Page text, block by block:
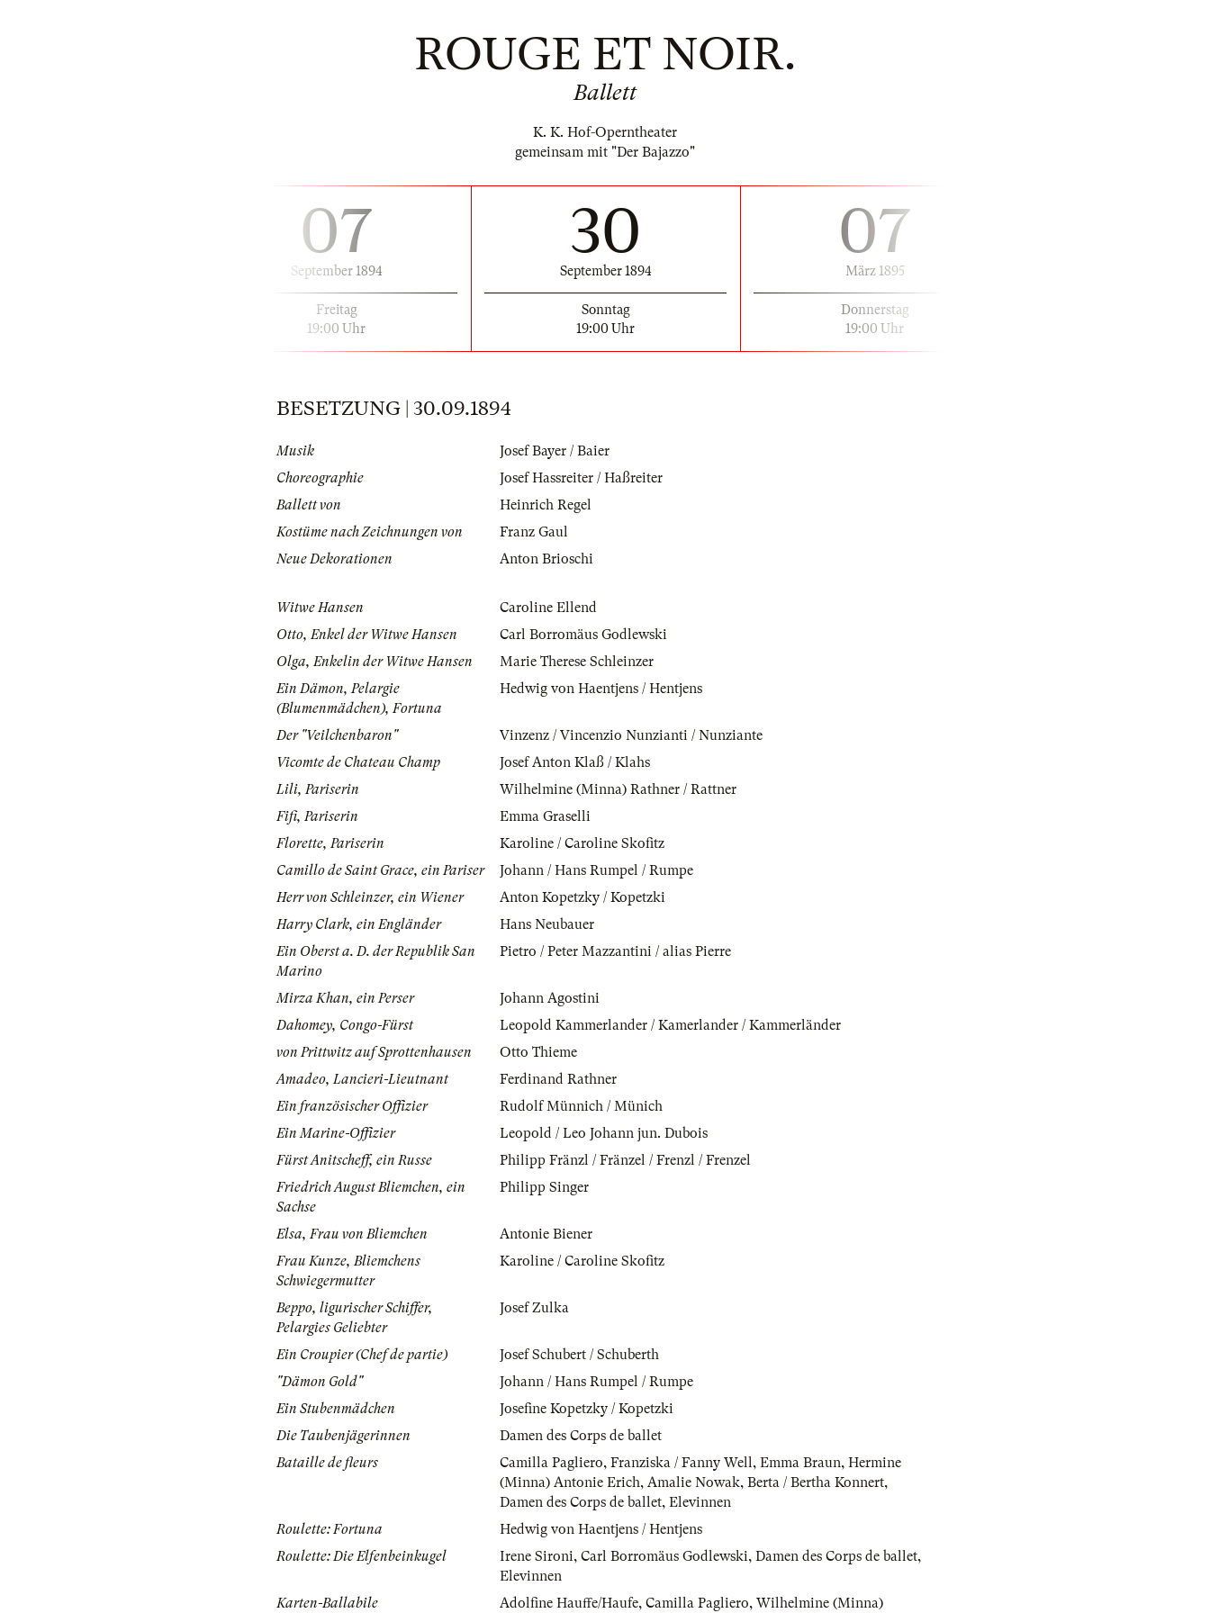
ROUGE ET NOIR.
Ballett
K. K. Hof-Operntheater
gemeinsam mit "Der Bajazzo"
07
September 1894
Freitag
19:00 Uhr
30
September 1894
Sonntag
19:00 Uhr
07
März 1895
Donnerstag
19:00 Uhr
BESETZUNG | 30.09.1894
Musik
Josef Bayer / Baier
Choreographie
Josef Hassreiter / Haßreiter
Ballett von
Heinrich Regel
Kostüme nach Zeichnungen von
Franz Gaul
Neue Dekorationen
Anton Brioschi
Witwe Hansen
Caroline Ellend
Otto, Enkel der Witwe Hansen
Carl Borromäus Godlewski
Olga, Enkelin der Witwe Hansen
Marie Therese Schleinzer
Ein Dämon, Pelargie
(Blumenmädchen), Fortuna
Hedwig von Haentjens / Hentjens
Der "Veilchenbaron"
Vinzenz / Vincenzio Nunzianti / Nunziante
Vicomte de Chateau Champ
Josef Anton Klaß / Klahs
Lili, Pariserin
Wilhelmine (Minna) Rathner / Rattner
Fifi, Pariserin
Emma Graselli
Florette, Pariserin
Karoline / Caroline Skofitz
Camillo de Saint Grace, ein Pariser
Johann / Hans Rumpel / Rumpe
Herr von Schleinzer, ein Wiener
Anton Kopetzky / Kopetzki
Harry Clark, ein Engländer
Hans Neubauer
Ein Oberst a. D. der Republik San
Marino
Pietro / Peter Mazzantini / alias Pierre
Mirza Khan, ein Perser
Johann Agostini
Dahomey, Congo-Fürst
Leopold Kammerlander / Kamerlander / Kammerländer
von Prittwitz auf Sprottenhausen
Otto Thieme
Amadeo, Lancieri-Lieutnant
Ferdinand Rathner
Ein französischer Offizier
Rudolf Münnich / Münich
Ein Marine-Offizier
Leopold / Leo Johann jun. Dubois
Fürst Anitscheff, ein Russe
Philipp Fränzl / Fränzel / Frenzl / Frenzel
Friedrich August Bliemchen, ein
Sachse
Philipp Singer
Elsa, Frau von Bliemchen
Antonie Biener
Frau Kunze, Bliemchens
Schwiegermutter
Karoline / Caroline Skofitz
Beppo, ligurischer Schiffer,
Pelargies Geliebter
Josef Zulka
Ein Croupier (Chef de partie)
Josef Schubert / Schuberth
"Dämon Gold"
Johann / Hans Rumpel / Rumpe
Ein Stubenmädchen
Josefine Kopetzky / Kopetzki
Die Taubenjägerinnen
Damen des Corps de ballet
Bataille de fleurs
Camilla Pagliero, Franziska / Fanny Well, Emma Braun, Hermine
(Minna) Antonie Erich, Amalie Nowak, Berta / Bertha Konnert,
Damen des Corps de ballet, Elevinnen
Roulette: Fortuna
Hedwig von Haentjens / Hentjens
Roulette: Die Elfenbeinkugel
Irene Sironi, Carl Borromäus Godlewski, Damen des Corps de ballet,
Elevinnen
Karten-Ballabile
Adolfine Hauffe/Haufe, Camilla Pagliero, Wilhelmine (Minna)